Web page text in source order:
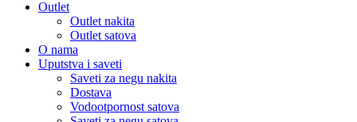
Outlet
Outlet nakita
Outlet satova
O nama
Uputstva i saveti
Saveti za negu nakita
Dostava
Vodootpornost satova